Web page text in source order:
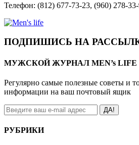
Телефон: (812) 677-73-23, (960) 278-
ПОДПИШИСЬ НА
МУЖСКОЙ ЖУРНАЛ MEN’s LIFE
Регулярно самые полезные советы и
информации на ваш почтовый ящик
ДА!
РУБРИКИ